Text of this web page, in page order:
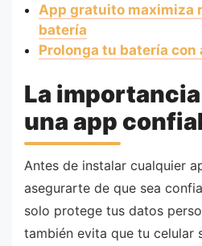
App gratuito maximiza
batería
Prolonga tu batería con
La
una app
Antes de instalar cualquier
asegurarte de que sea
solo protege tus datos
también evita que tu celular